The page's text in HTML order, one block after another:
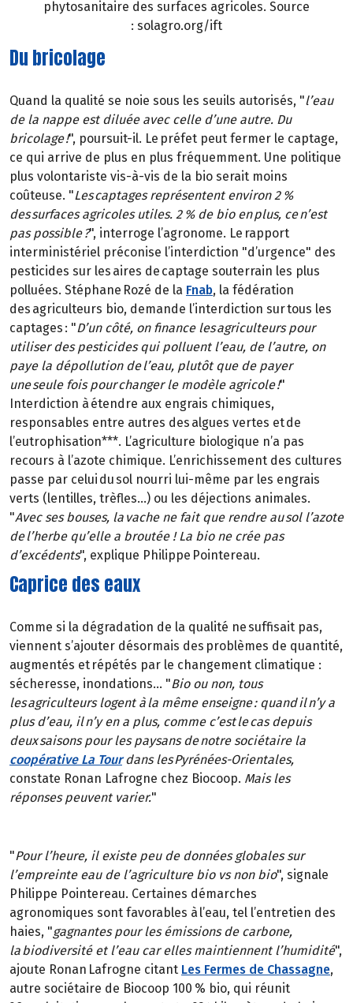
phytosanitaire des surfaces agricoles. Source
: solagro.org/ift
Du bricolage
Quand la qualité se noie sous les seuils autorisés, "l’eau
de la nappe est diluée avec celle d’une autre. Du
bricolage !", poursuit-il. Le préfet peut fermer le captage,
ce qui arrive de plus en plus fréquemment. Une politique
plus volontariste vis-à-vis de la bio serait moins
coûteuse. "Les captages représentent environ 2 %
des surfaces agricoles utiles. 2 % de bio en plus, ce n’est
pas possible ?", interroge l’agronome. Le rapport
interministériel préconise l’interdiction "d’urgence" des
pesticides sur les aires de captage souterrain les plus
polluées. Stéphane Rozé de la Fnab, la fédération
des agriculteurs bio, demande l’interdiction sur tous les
captages : "D’un côté, on finance les agriculteurs pour
utiliser des pesticides qui polluent l’eau, de l’autre, on
paye la dépollution de l’eau, plutôt que de payer
une seule fois pour changer le modèle agricole !"
Interdiction à étendre aux engrais chimiques,
responsables entre autres des algues vertes et de
l’eutrophisation***. L’agriculture biologique n’a pas
recours à l’azote chimique. L’enrichissement des cultures
passe par celui du sol nourri lui-même par les engrais
verts (lentilles, trèfles…) ou les déjections animales.
"Avec ses bouses, la vache ne fait que rendre au sol l’azote
de l’herbe qu’elle a broutée ! La bio ne crée pas
d’excédents", explique Philippe Pointereau.
Caprice des eaux
Comme si la dégradation de la qualité ne suffisait pas,
viennent s’ajouter désormais des problèmes de quantité,
augmentés et répétés par le changement climatique :
sécheresse, inondations… "Bio ou non, tous
les agriculteurs logent à la même enseigne : quand il n’y a
plus d’eau, il n’y en a plus, comme c’est le cas depuis
deux saisons pour les paysans de notre sociétaire la
coopérative La Tourdans les Pyrénées-Orientales,
constate Ronan Lafrogne chez Biocoop. Mais les
réponses peuvent varier."
"Pour l’heure, il existe peu de données globales sur
l’empreinte eau de l’agriculture bio vs non bio", signale
Philippe Pointereau. Certaines démarches
agronomiques sont favorables à l’eau, tel l’entretien des
haies, "gagnantes pour les émissions de carbone,
la biodiversité et l’eau car elles maintiennent l’humidité",
ajoute Ronan Lafrogne citant Les Fermes de Chassagne,
autre sociétaire de Biocoop 100 % bio, qui réunit